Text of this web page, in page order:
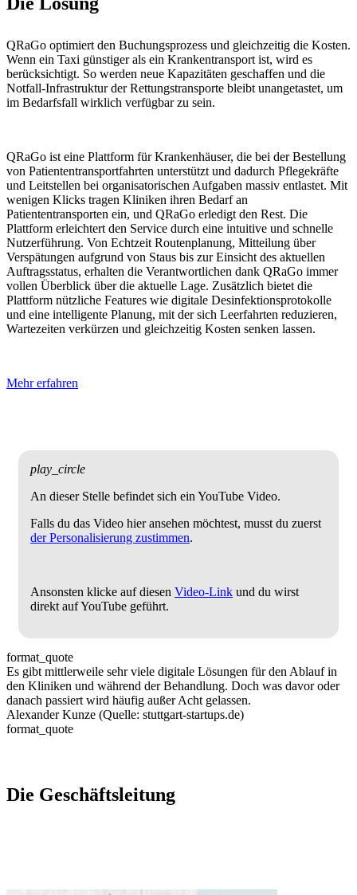
QRaGo optimiert den Buchungsprozess und gleichzeitig die Kosten.
Wenn ein Taxi günstiger als ein Krankentransport ist, wird es
berücksichtigt. So werden neue Kapazitäten geschaffen und die
Notfall-Infrastruktur der Rettungstransporte bleibt unangetastet, um
im Bedarfsfall wirklich verfügbar zu sein.
QRaGo ist eine Plattform für Krankenhäuser, die bei der Bestellung
von Patiententransportfahrten unterstützt und dadurch Pflegekräfte
und Leitstellen bei organisatorischen Aufgaben massiv entlastet. Mit
wenigen Klicks tragen Kliniken ihren Bedarf an
Patiententransporten ein, und QRaGo erledigt den Rest. Die
Plattform erleichtert den Service durch eine intuitive und schnelle
Nutzerführung. Von Echtzeit Routenplanung, Mitteilung über
Verspätungen aufgrund von Staus bis zur Einsicht des aktuellen
Auftragsstatus, erhalten die Verantwortlichen dank QRaGo immer
vollen Überblick über die aktuelle Lage. Zusätzlich bietet die
Plattform nützliche Features wie digitale Desinfektionsprotokolle
und eine intelligente Planung, mit der sich Leerfahrten reduzieren,
Wartezeiten verkürzen und gleichzeitig Kosten senken lassen.
Mehr erfahren
play_circle
An dieser Stelle befindet sich ein YouTube Video.
Falls du das Video hier ansehen möchtest, musst du zuerst
der Personalisierung zustimmen.
Ansonsten klicke auf diesen Video-Link und du wirst
direkt auf YouTube geführt.
format_quote
Es gibt mittlerweile sehr viele digitale Lösungen für den Ablauf in
den Kliniken und während der Behandlung. Doch was davor oder
danach passiert wird häufig außer Acht gelassen.
Alexander Kunze (Quelle: stuttgart-startups.de)
format_quote
Die Geschäftsleitung